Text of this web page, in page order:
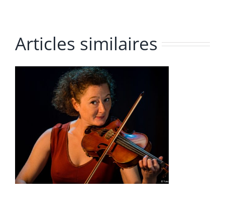
Articles similaires